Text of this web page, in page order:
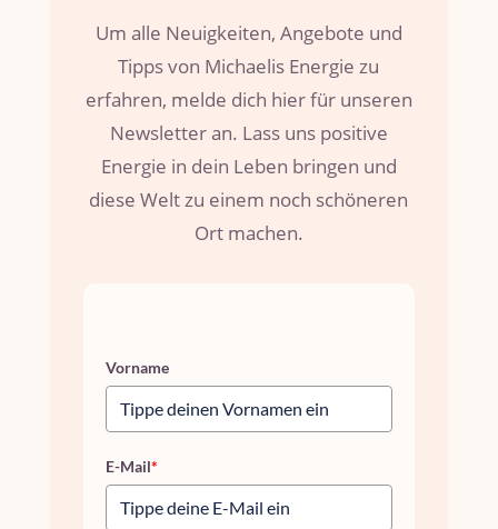
Um alle Neuigkeiten, Angebote und
Tipps von Michaelis Energie zu
erfahren, melde dich hier für unseren
Newsletter an. Lass uns positive
Energie in dein Leben bringen und
diese Welt zu einem noch schöneren
Ort machen.
Vorname
E-Mail*